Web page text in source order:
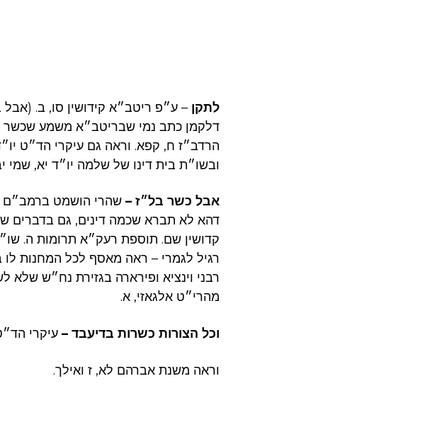
לתקן – ע״פ ריטב״א קידושין סו, ב.
דלקמן כתב נמי שבריטב״א משמע שכשר
הרדב״ז ח, קפא. וראה גם עיקרי הד״ט
ובשו״ת בית דינו של שלמה יו״ד יא, שמי
אבל כשר בל״ז – שהרי הושמט ברמב״ם
דהא לא תברא שכמה דינים, גם בדברים
קדושין שם. תוספת רעק״א תרומות ה.
רגיל לגמרי – ראה מאסף לכל המחנות לו
רבני וינציא ופירארה בגזירת נח״ש
מהרי״ט אלגאזי, א.
וכל הצורות כשרות בדיעבד – עיקרי
וראה משנת אברהם לא, ז ואילך.